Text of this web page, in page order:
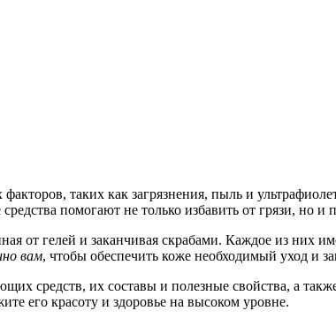
таких как загрязнения, пыль и
помогают не только избавить от грязи, но и
от гелей и заканчивая скрабами. Каждое из них
вам, чтобы обеспечить коже необходимый уход и
средств, их составы и полезные свойства, а
его красоту и здоровье на высоком уровне.